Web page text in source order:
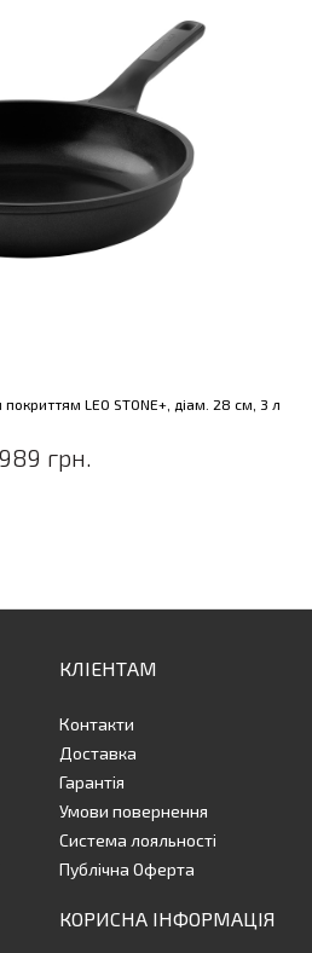
LEO STONE+, діам. 28 см, 3 л
грн.
КЛІЕНТАМ
Контакти
Доставка
Гарантія
Умови повернення
Система лояльності
Публічна Оферта
КОРИСНА ІНФОРМАЦІЯ